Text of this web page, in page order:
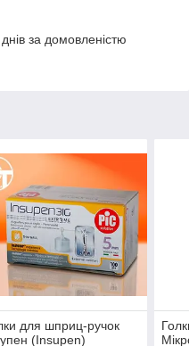
за домовленістю
для шприц-ручок
(Insupen)